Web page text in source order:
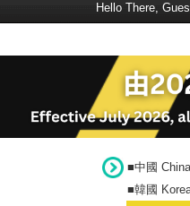
Hello There,
■中國 China
■韓國